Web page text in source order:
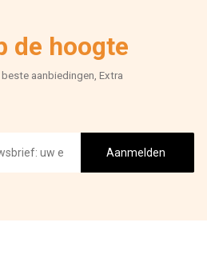
de hoogte
aanbiedingen, Extra
Aanmelden